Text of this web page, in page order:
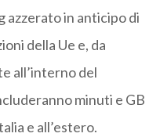
azzerato in anticipo di
della Ue e, da
all’interno del
minuti e GB
e all’estero.